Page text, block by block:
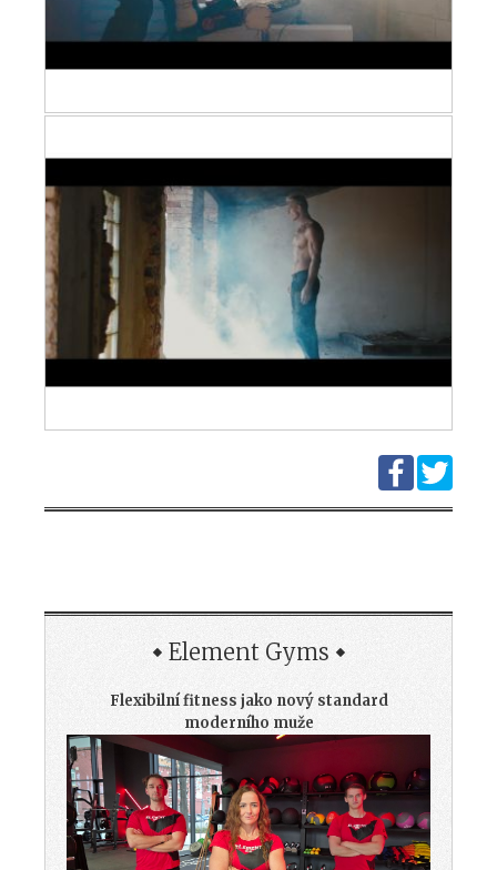
Element Gyms
Flexibilní fitness jako nový standard
moderního muže